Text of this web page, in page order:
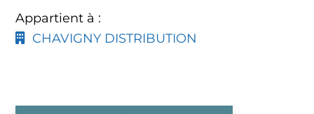
Appartient à :
CHAVIGNY DISTRIBUTION